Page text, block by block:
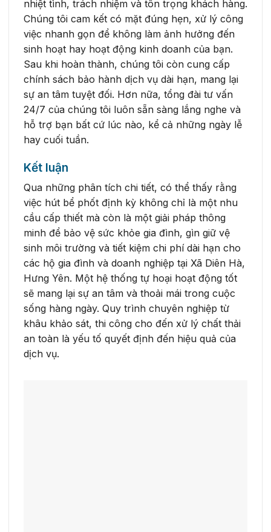
nhiệt tình, trách nhiệm và tôn trọng khách hàng.
Chúng tôi cam kết có mặt đúng hẹn, xử lý công
việc nhanh gọn để không làm ảnh hưởng đến
sinh hoạt hay hoạt động kinh doanh của bạn.
Sau khi hoàn thành, chúng tôi còn cung cấp
chính sách bảo hành dịch vụ dài hạn, mang lại
sự an tâm tuyệt đối. Hơn nữa, tổng đài tư vấn
24/7 của chúng tôi luôn sẵn sàng lắng nghe và
hỗ trợ bạn bất cứ lúc nào, kể cả những ngày lễ
hay cuối tuần.
Kết luận
Qua những phân tích chi tiết, có thể thấy rằng
việc hút bể phốt định kỳ không chỉ là một nhu
cầu cấp thiết mà còn là một giải pháp thông
minh để bảo vệ sức khỏe gia đình, gìn giữ vệ
sinh môi trường và tiết kiệm chi phí dài hạn cho
các hộ gia đình và doanh nghiệp tại Xã Diên Hà,
Hưng Yên. Một hệ thống tự hoại hoạt động tốt
sẽ mang lại sự an tâm và thoải mái trong cuộc
sống hàng ngày. Quy trình chuyên nghiệp từ
khâu khảo sát, thi công cho đến xử lý chất thải
an toàn là yếu tố quyết định đến hiệu quả của
dịch vụ.